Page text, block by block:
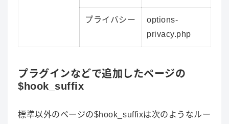
プライバシー
options-
privacy.php
プラグインなどで追加したページの
$hook_suffix
標準以外のページの$hook_suffixは次のようなルー